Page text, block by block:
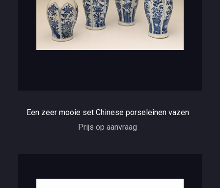
Een zeer mooie set Chinese porseleinen vazen
Prijs op aanvraag